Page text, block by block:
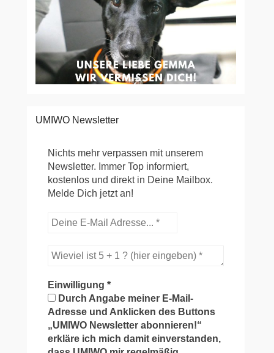
UMIWO Newsletter
Nichts mehr verpassen mit unserem
Newsletter. Immer Top informiert,
kostenlos und direkt in Deine Mailbox.
Melde Dich jetzt an!
Einwilligung*
Durch Angabe meiner E-Mail-
Adresse und Anklicken des Buttons
„UMIWO Newsletter abonnieren!“
erkläre ich mich damit einverstanden,